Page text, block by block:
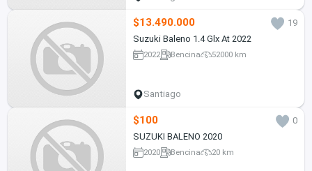
$13.490.000
19
Suzuki Baleno 1.4 Glx At 2022
2022 Bencina 52000 km
Santiago
$100
0
SUZUKI BALENO 2020
2020 Bencina 20 km